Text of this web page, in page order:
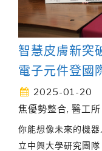
智慧皮膚新突
電子元件登國
2025-01-20
焦優勢整合, 醫工所
你能想像未來的機
立中興大學研究團